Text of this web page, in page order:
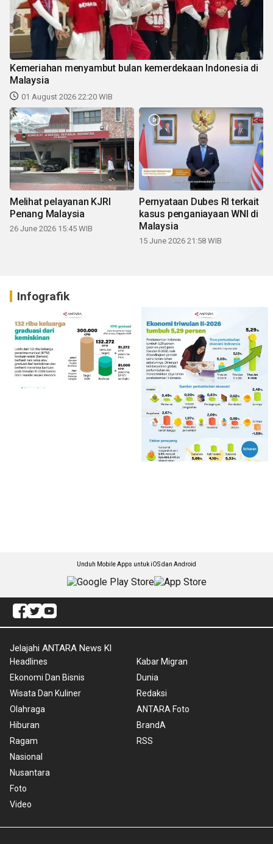
Kemeriahan menyambut bulan kemerdekaan Indonesia di
Malaysia
01 August 2026 22:20 WIB
Melihat pelayanan KJRI
Penang Malaysia
26 June 2026 15:45 WIB
Pernyataan Dubes RI terkait
kasus penganiayaan WNI di
Malaysia
15 June 2026 21:58 WIB
Infografik
Unduh Mobile Apps untuk iOS dan Android
Jelajahi ANTARA News Kl
Headlines
Ekonomi Dan Bisnis
Wisata Dan Kuliner
Olahraga
Hiburan
Ragam
Nasional
Nusantara
Foto
Video
Kabar Migran
Dunia
Redaksi
ANTARA Foto
BrandA
RSS